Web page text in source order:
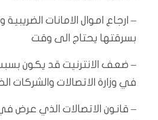
– ارجاع اموال الامانات
بسرقتها يحتاج الى وقت
– ضعف الانترنيت قد يكون
في وزارة الاتصالات والشركات